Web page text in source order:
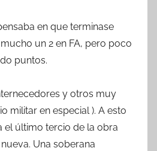
en que terminase
un 2 en FA, pero poco
puntos.
y otros muy
militar en especial ). A esto
el último tercio de la obra
Una soberana